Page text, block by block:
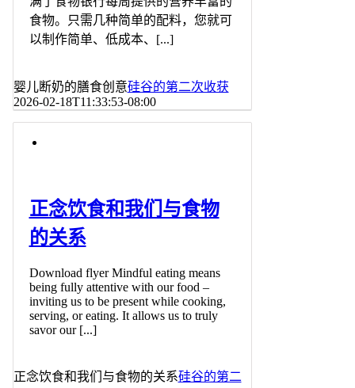
食物。只需几种简单的配料，您就可
以制作简单、低成本、[...]
婴儿断奶的膳食创意硅谷的第二次收获
2026-02-18T11:33:53-08:00
正念饮食和我们与食物
的关系
Download flyer Mindful eating means
being fully attentive with our food –
inviting us to be present while cooking,
serving, or eating. It allows us to truly
savor our [...]
正念饮食和我们与食物的关系硅谷的第二